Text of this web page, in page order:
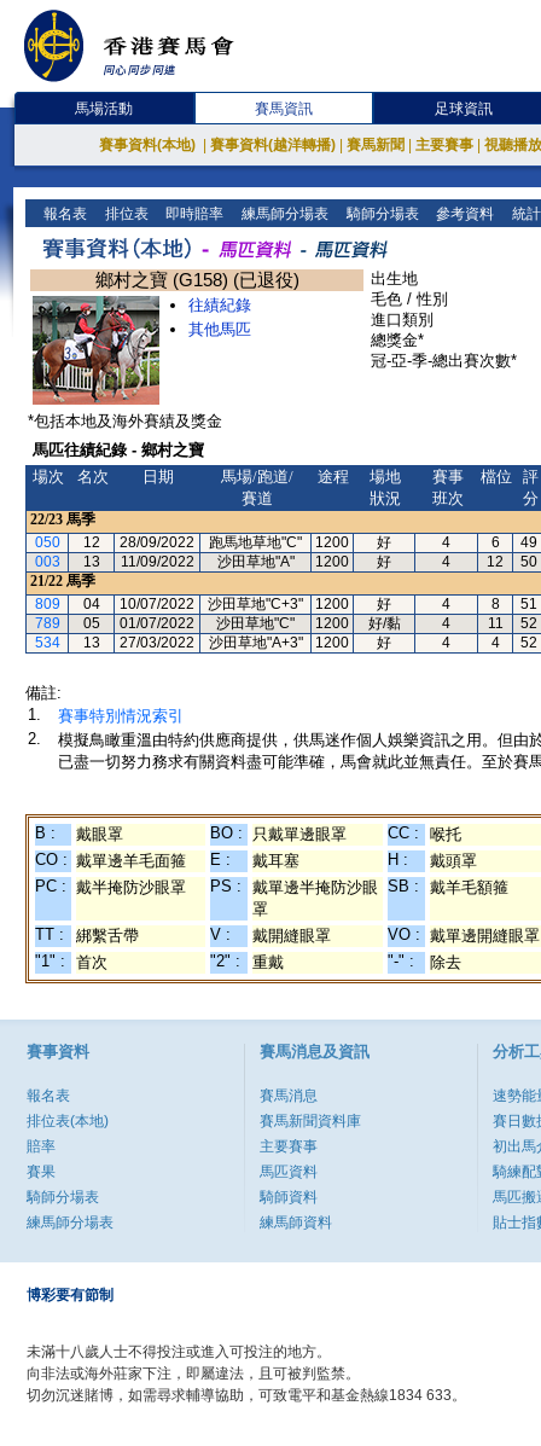
馬場活動 賽馬資訊 足球資訊
賽事資料(本地) 賽事資料(越洋轉播) 賽馬新聞 主要賽事 視聽播
報名表 排位表 即時賠率 練馬師分場表 騎師分場表 參考資料 統
鄉村之寶 (G158) (已退役)
往績紀錄
其他馬匹
出生地
毛色 / 性別
進口類別
總獎金*
冠-亞-季-總出賽次數*
*包括本地及海外賽績及獎金
馬匹往績紀錄 - 鄉村之寶
場次
名次 日期
馬場/跑道/
賽道
途程
場地
狀況
賽事
班次
檔位
評
分
22/23 馬季
050
12 28/09/2022 跑馬地草地"C" 1200 好 4 6
49
003
13 11/09/2022 沙田草地"A" 1200 好 4 12
50
21/22 馬季
809
04 10/07/2022 沙田草地"C+3" 1200 好 4 8
51
789
05 01/07/2022 沙田草地"C" 1200 好/黏 4 11
52
534
13 27/03/2022 沙田草地"A+3" 1200 好 4 4 52
備註:
1.
賽事特別情況索引
2.
模擬鳥瞰重溫由特約供應商提供，供馬迷作個人娛樂資訊之用。但
已盡一切努力務求有關資料盡可能準確，馬會就此並無責任。至於賽
B : 戴眼罩 BO : 只戴單邊眼罩 CC :
喉托
CO : 戴單邊羊毛面箍 E : 戴耳塞 H :
戴頭罩
PC : 戴半掩防沙眼罩 PS :
戴單邊半掩防沙眼
罩
SB : 戴羊毛額箍
TT : 綁繫舌帶 V : 戴開縫眼罩 VO : 戴單邊開縫眼罩
"1" :
首次 "2" : 重戴 "-" : 除去
賽事資料
報名表
排位表(本地)
賠率
賽果
騎師分場表
練馬師分場表
賽馬消息及資訊
賽馬消息
賽馬新聞資料庫
主要賽事
馬匹資料
騎師資料
練馬師資料
分析
速勢能
賽日數
初出馬
騎練配
馬匹搬
貼士指
博彩要有節制
未滿十八歲人士不得投注或進入可投注的地方。
向非法或海外莊家下注，即屬違法，且可被判監禁。
切勿沉迷賭博，如需尋求輔導協助，可致電平和基金熱線1834 633。